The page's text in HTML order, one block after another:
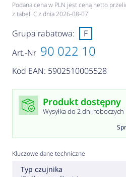
Podana cena w PLN jest ceną netto
z tabeli C z dnia 2026-08-07
Art.-Nr 90 022 10
Kod EAN: 5902510005528
Grupa rabatowa: F
Produkt dostępny
Wysyłka do 2 dni roboczych
Kluczowe dane techniczne
Typ czujnika